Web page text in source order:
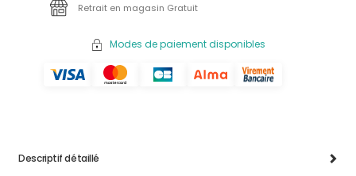
Retrait en magasin Gratuit
Modes de paiement disponibles
Descriptif détaillé